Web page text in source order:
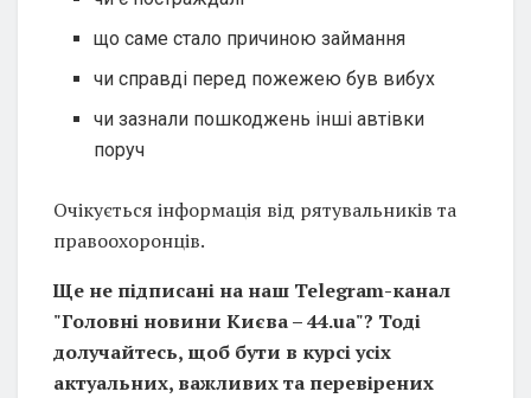
що саме стало причиною займання
чи справді перед пожежею був вибух
чи зазнали пошкоджень інші автівки
поруч
Очікується інформація від рятувальників та
правоохоронців.
Ще не підписані на наш Telegram-канал
"Головні новини Києва – 44.ua"? Тоді
долучайтесь, щоб бути в курсі усіх
актуальних, важливих та перевірених